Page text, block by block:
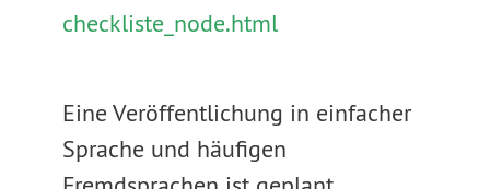
checkliste_node.html
Eine Veröffentlichung in einfacher
Sprache und häufigen